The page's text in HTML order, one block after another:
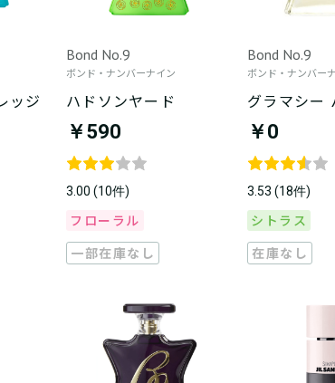
ッジ
Bond No.9
ボンド・ナンバーナイン
ハドソンヤード
￥590
3.00 (10件)
フローラル
一部在庫なし
Bond No.9
ボンド・ナンバー
グラマシー
￥0
3.53 (18件)
シトラス
在庫なし